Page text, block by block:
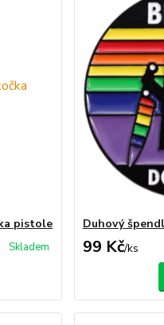
pistole
Skladem
Duhový
99 Kč/ks